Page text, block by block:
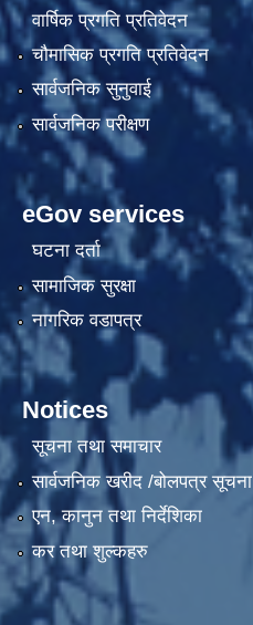
वार्षिक प्रगति प्रतिवेदन
चौमासिक प्रगति प्रतिवेदन
सार्वजनिक सुनुवाई
सार्वजनिक परीक्षण
eGov services
घटना दर्ता
सामाजिक सुरक्षा
नागरिक वडापत्र
Notices
सूचना तथा समाचार
सार्वजनिक खरीद /बोलपत्र सूचना
एन, कानुन तथा निर्देशिका
कर तथा शुल्कहरु